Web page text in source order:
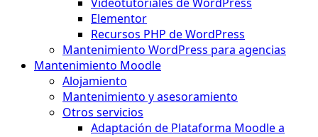
Elementor
Recursos PHP de WordPress
Mantenimiento WordPress para agencias
Mantenimiento Moodle
Alojamiento
Mantenimiento y asesoramiento
Otros servicios
Adaptación de Plataforma Moodle a